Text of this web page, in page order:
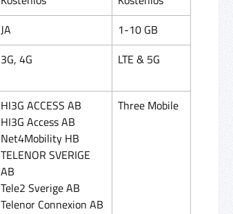
JA
1-10 GB
3G, 4G LTE & 5G
HI3G ACCESS AB
HI3G Access AB
Net4Mobility HB
TELENOR SVERIGE
AB
Tele2 Sverige AB
Telenor Connexion AB
Three Mobile